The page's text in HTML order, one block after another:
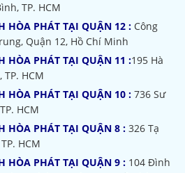
TP. HCM
HÒA PHÁT TẠI QUẬN 12 : Công
Quận 12, Hồ Chí Minh
HÒA PHÁT TẠI QUẬN 11 :195 Hà
HCM
HÒA PHÁT TẠI QUẬN 10 : 736 Sư
HCM
HÒA PHÁT TẠI QUẬN 8 : 326 Tạ
HCM
HÒA PHÁT TẠI QUẬN 9 : 104 Đình